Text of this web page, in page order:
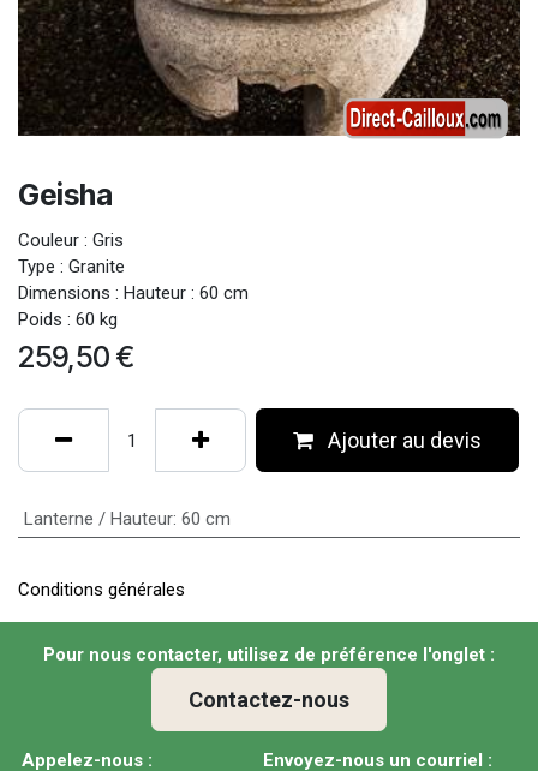
Geisha
Couleur : Gris
Type : Granite
Dimensions : Hauteur : 60 cm
Poids : 60 kg
259,50 €
Ajouter au devis
Lanterne / Hauteur: 60 cm
Conditions générales
Pour nous contacter, utilisez de préférence l'onglet :
Contactez-nous
Appelez-nous : Envoyez-nous un courriel :